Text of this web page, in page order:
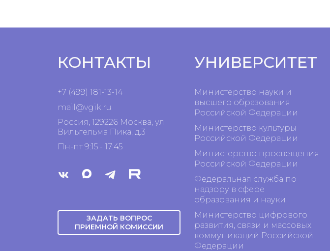
КОНТАКТЫ
+7 (499) 181-13-14
mail@vgik.ru
Россия, 129226 Москва, ул.
Вильгельма Пика, д.3
Пн-пт 9:15 - 17:45
ЗАДАТЬ ВОПРОС
ПРИЕМНОЙ КОМИССИИ
УНИВЕРСИТЕТ
Министерство науки и
высшего образования
Российской Федерации
Министерство культуры
Российской Федерации
Министерство просвещения
Российской Федерации
Федеральная служба по
надзору в сфере
образования и науки
Министерство цифрового
развития, связи и массовых
коммуникаций Российской
Федерации